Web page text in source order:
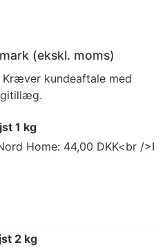
(ekskl. moms)
Kræver kundeaftale med
1 kg
Home: 44,00 DKK<br /
2 kg